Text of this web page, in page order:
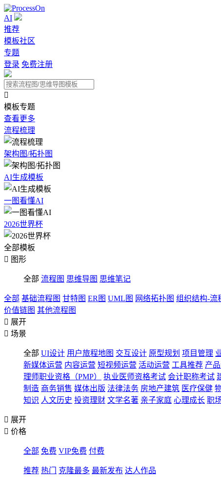
AI
推荐
模板社区
专题
登录 免费注册

模板专题
查看更多
流程梳理
架构图/拓扑图
AI生成模板
一图看懂AI
2026世界杯
全部模板
 图形
全部 流程图 思维导图 思维笔记
全部 基础流程图 甘特图 ER图 UML图 网络拓扑图 组织结构-流
价值链图 其他流程图
 展开
 场景
全部 UI设计 用户旅程地图 交互设计 原型规划 项目管理
新媒体运营 内容运营 短视频运营 活动运营 工具推荐 产
理师职业资格（PMP）
执业医师资格考试 会计职称考试
制造 商务销售 媒体出版 法律法务 房地产建筑 医疗保健
知识 人文历史 投资理财 文学名著 亲子家庭 心理成长 职
 展开
 价格
全部 免费 VIP免费 付费
推荐 热门 克隆最多 最新发布 达人作品